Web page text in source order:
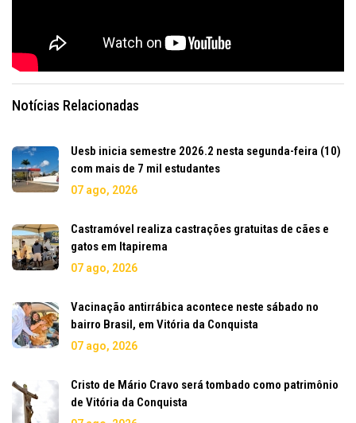
Notícias Relacionadas
Uesb inicia semestre 2026.2 nesta segunda-feira (10)
com mais de 7 mil estudantes
07 ago, 2026
Castramóvel realiza castrações gratuitas de cães e
gatos em Itapirema
07 ago, 2026
Vacinação antirrábica acontece neste sábado no
bairro Brasil, em Vitória da Conquista
07 ago, 2026
Cristo de Mário Cravo será tombado como patrimônio
de Vitória da Conquista